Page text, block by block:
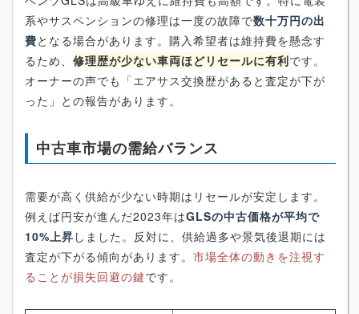
系やサスペンションの修理は一度の故障で数十万円の出
費となる場合があります。購入希望者は維持費を懸念す
るため、 修理歴が少ない車両ほどリセールに有利です。
オーナーの声でも「エアサス交換歴があると査定が下が
った」との報告があります。
中古車市場の需給バランス
需要が高く供給が少ない時期はリセールが安定します。
例えば円安が進んだ2023年はGLSの中古価格が平均で
10%上昇 しました。反対に、供給過多や景気後退期には
査定が下がる傾向があります。 市場全体の動きを注視す
ることが損失回避の鍵です。